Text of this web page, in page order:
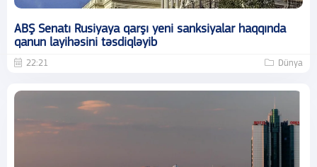
ABŞ Senatı Rusiyaya qarşı yeni sanksiyalar haqqında
qanun layihəsini təsdiqləyib
22:21 Dünya